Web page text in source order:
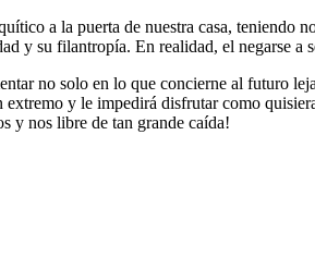
a la puerta de nuestra casa, teniendo
y su filantropía. En realidad, el negarse
no solo en lo que concierne al futuro
y le impedirá disfrutar como
y nos libre de tan grande caída!